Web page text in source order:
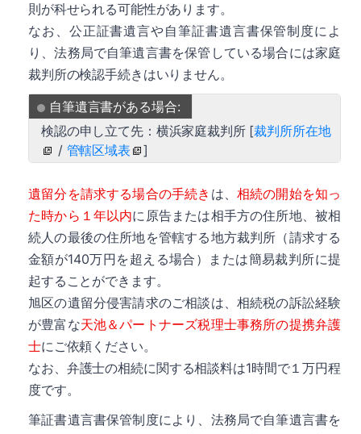
則が科せられる可能性があります。
なお、公正証書遺言や自筆証書遺言書保管制度によ
り、法務局で自筆遺言書を保管している場合には家庭
裁判所の検認手続きはいりません。
自筆遺言書がある場合:
検認の申し立て先：横浜家庭裁判所 [裁判所所在地
/ 管轄区域表 ]
遺留分を請求する場合の手続き は、 相続の開始を知っ
た時から１年以内に原告または相手方の住所地、被相
続人の最後の住所地を管轄する地方裁判所（請求する
金額が140万円を超える場合）または簡易裁判所に提
起することができます。
旭区の遺留分侵害請求のご相談は、相続税の訴訟経験
が豊富な天池＆パートナーズ税理士事務所の提携弁護
士にご依頼ください。
なお、弁護士の相続に関する相談料は1時間で１万円程
度です。
筆証書遺言書保管制度により、法務局で自筆遺言書を
詳細